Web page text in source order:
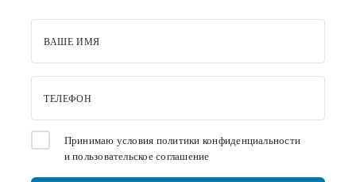
ВАШЕ ИМЯ
ТЕЛЕФОН
Принимаю условия политики конфиденциальности
ипользовательское соглашение